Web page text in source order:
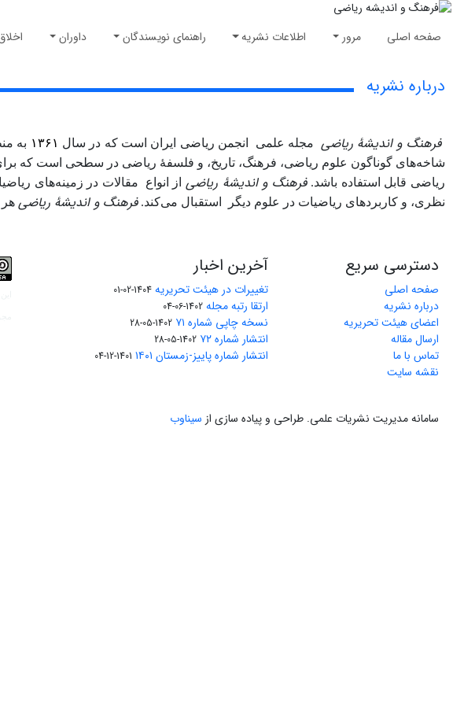
صفحه اصلی مرور اطلاعات نشریه راهنمای نویسندگان داوران
درباره نشریه
فرهنگ و اندیشۀ ریاضی مجله علمی‌ انجمن ریاضی ایران است که در سال ۱۳۶۱ به
شاخه‌های گوناگون علوم ریاضی، فرهنگ، تاریخ، و فلسفۀ ریاضی در سطحی است که
ریاضی قابل استفاده باشد. فرهنگ و اندیشۀ ریاضی از انواع مقالات در زمینه‌های
نظری، و کاربردهای ریاضیات در علوم دیگر استقبال می‌کند.فرهنگ و اندیشۀ ریاضی هر سال در ۲ شماره
دسترسی سریع
صفحه اصلی
درباره نشریه
اعضای هیئت تحریریه
ارسال مقاله
تماس با ما
نقشه سایت
آخرین اخبار
تغییرات در هیئت تحریریه 1404-02-01
ارتقا رتبه مجله 1402-06-04
نسخه چاپی شماره ۷۱ 1402-05-28
انتشار شماره ۷۲ 1402-05-28
انتشار شماره پاییز-زمستان ۱۴۰۱ 1401-12-04
سامانه مدیریت نشریات علمی. طراحی و پیاده سازی از سیناوب